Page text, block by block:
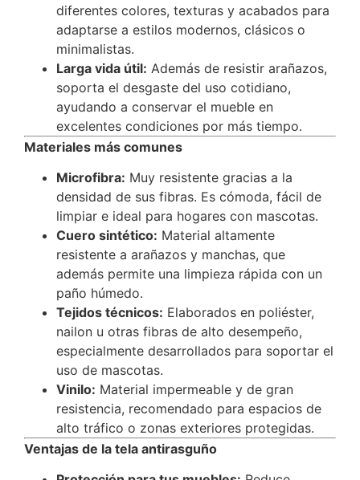
diferentes colores, texturas y acabados para
adaptarse a estilos modernos, clásicos o
minimalistas.
Larga vida útil: Además de resistir arañazos,
soporta el desgaste del uso cotidiano,
ayudando a conservar el mueble en
excelentes condiciones por más tiempo.
Materiales más comunes
Microfibra: Muy resistente gracias a la
densidad de sus fibras. Es cómoda, fácil de
limpiar e ideal para hogares con mascotas.
Cuero sintético: Material altamente
resistente a arañazos y manchas, que
además permite una limpieza rápida con un
paño húmedo.
Tejidos técnicos: Elaborados en poliéster,
nailon u otras fibras de alto desempeño,
especialmente desarrollados para soportar el
uso de mascotas.
Vinilo: Material impermeable y de gran
resistencia, recomendado para espacios de
alto tráfico o zonas exteriores protegidas.
Ventajas de la tela antirasguño